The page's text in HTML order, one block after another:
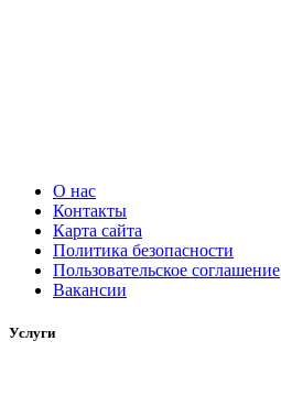
О нас
Контакты
Карта сайта
Политика безопасности
Пользовательское соглашение
Вакансии
Услуги